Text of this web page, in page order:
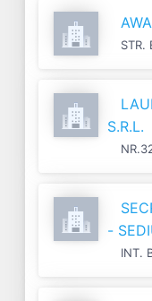
STR.
S.R.L.
-
INT.